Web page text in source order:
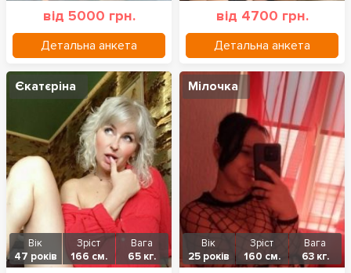
від 5000 грн.
Детальна анкета
від 4700 грн.
Детальна анкета
Єкатєріна
Вік
47 років
Зріст
166 см.
Вага
65 кг.
Мілочка
Вік
25 років
Зріст
160 см.
Вага
63 кг.